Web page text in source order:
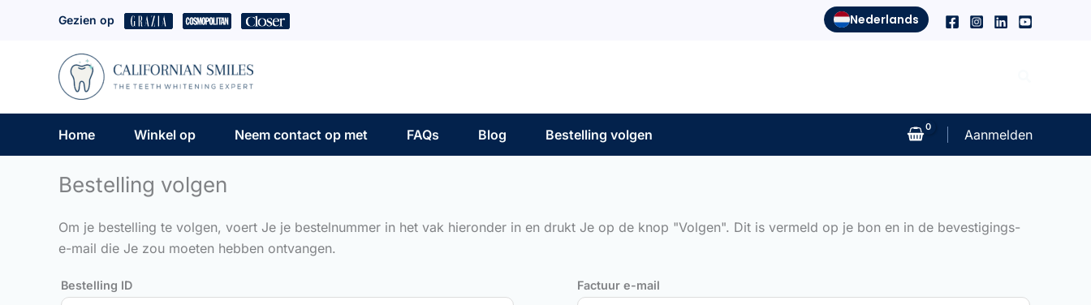
Gezien op Nederlands
Home Winkel op Neem contact op met FAQs Blog Bestelling volgen Aanmelden
Bestelling volgen
Om je bestelling te volgen, voert Je je bestelnummer in het vak hieronder in en drukt Je op de knop "Volgen". Dit is vermeld op je bon en in de bevestigings-
e-mail die Je zou moeten hebben ontvangen.
Bestelling ID Factuur e-mail